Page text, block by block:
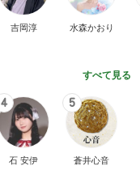
吉岡淳 水森かおり
すべて見る
4
石 安伊
5
蒼井心音